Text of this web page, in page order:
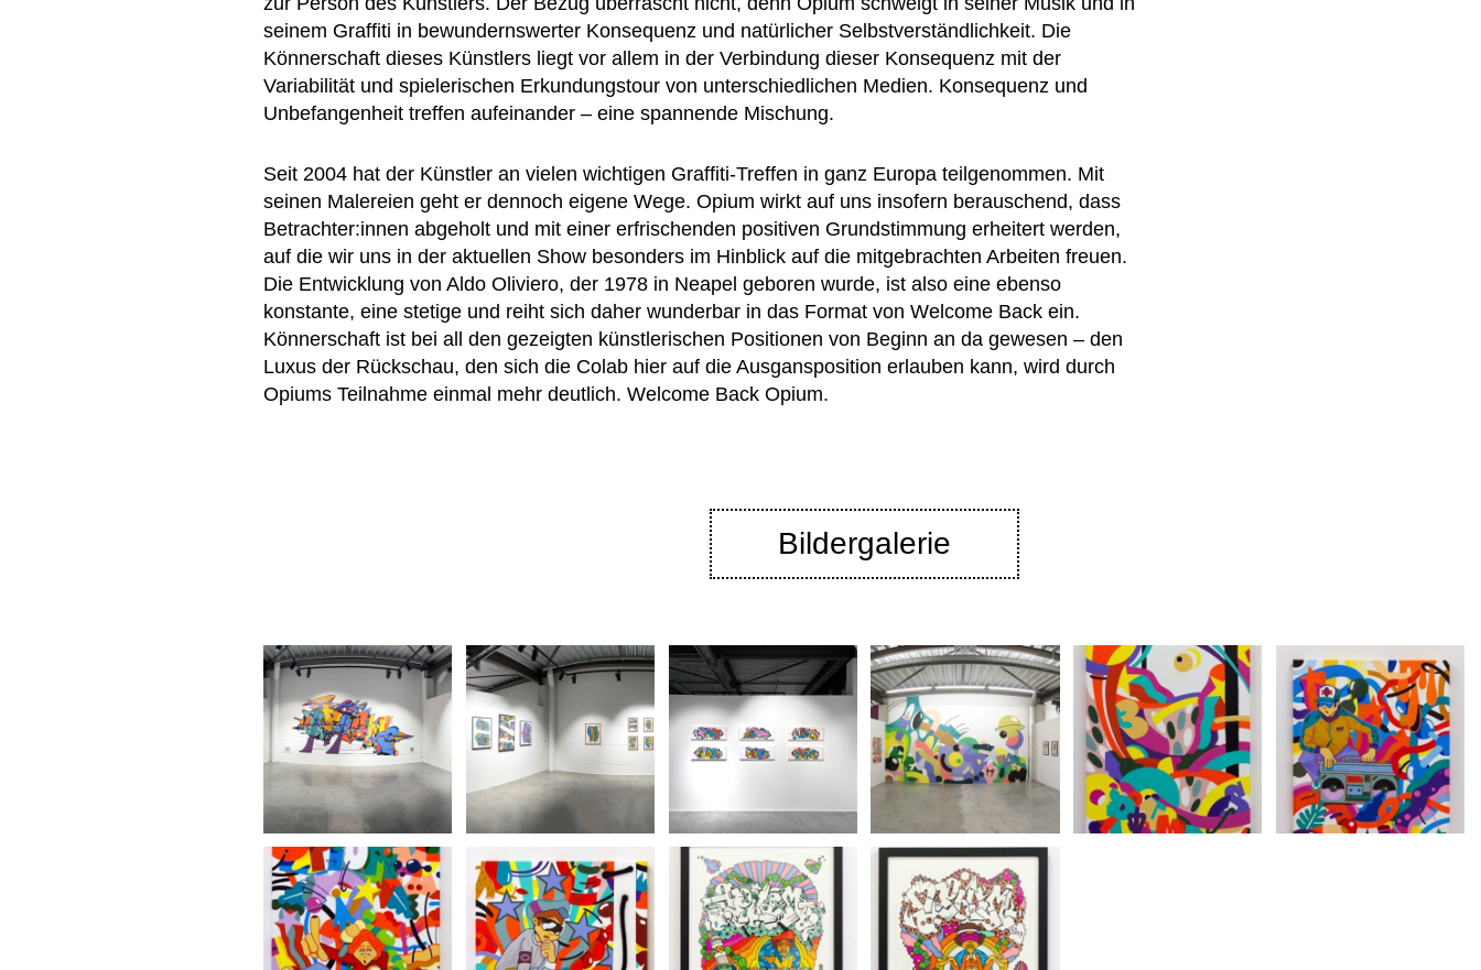
seinem Graffiti in bewundernswerter Konsequenz und natürlicher Selbstverständlichkeit. Die
Könnerschaft dieses Künstlers liegt vor allem in der Verbindung dieser Konsequenz mit der
Variabilität und spielerischen Erkundungstour von unterschiedlichen Medien. Konsequenz und
Unbefangenheit treffen aufeinander – eine spannende Mischung.
Seit 2004 hat der Künstler an vielen wichtigen Graffiti-Treffen in ganz Europa teilgenommen. Mit
seinen Malereien geht er dennoch eigene Wege. Opium wirkt auf uns insofern berauschend, dass
Betrachter:innen abgeholt und mit einer erfrischenden positiven Grundstimmung erheitert werden,
auf die wir uns in der aktuellen Show besonders im Hinblick auf die mitgebrachten Arbeiten freuen.
Die Entwicklung von Aldo Oliviero, der 1978 in Neapel geboren wurde, ist also eine ebenso
konstante, eine stetige und reiht sich daher wunderbar in das Format von Welcome Back ein.
Könnerschaft ist bei all den gezeigten künstlerischen Positionen von Beginn an da gewesen – den
Luxus der Rückschau, den sich die Colab hier auf die Ausgansposition erlauben kann, wird durch
Opiums Teilnahme einmal mehr deutlich. Welcome Back Opium.
Bildergalerie